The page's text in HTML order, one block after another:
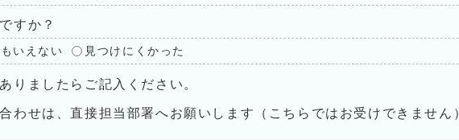
すか？
いえない 見つけにくかった
りましたらご記入ください。
わせは、直接担当部署へお願いします（こちらではお受けできませ